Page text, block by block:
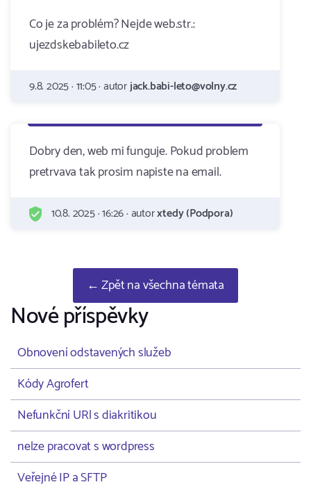
Co je za problém? Nejde web.str.:
ujezdskebabileto.cz
9.8. 2025 · 11:05 · autorjack.babi-leto@volny.cz
Dobry den, web mi funguje. Pokud problem
pretrvava tak prosim napiste na email.
10.8. 2025 · 16:26 · autorxtedy (Podpora)
← Zpět na všechna témata
Nové příspěvky
Obnovení odstavených služeb
Kódy Agrofert
Nefunkční URl s diakritikou
nelze pracovat s wordpress
Veřejné IP a SFTP